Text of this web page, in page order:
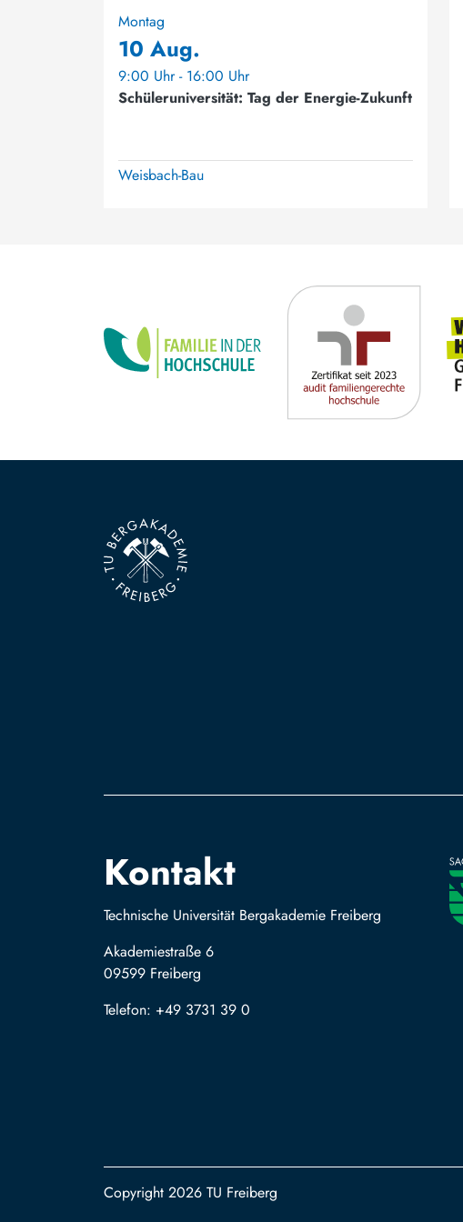
Montag
10 Aug.
9:00 Uhr - 16:00 Uhr
Schüleruniversität: Tag der Energie-Zukunft
Weisbach-Bau
Kontakt
Technische Universität Bergakademie Freiberg
Akademiestraße 6
09599 Freiberg
Telefon: +49 3731 39 0
Copyright 2026 TU Freiberg